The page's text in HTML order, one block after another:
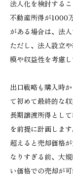
法人化を検討する
不動産所得が1000
がある場合は、法
ただし、法人設立
模や収益性を考慮
出口戦略も購入時
て初めて最終的な
長期譲渡所得とし
を前提に計画しま
超えると売却価格
なりすぎる前、大
い価格での売却が